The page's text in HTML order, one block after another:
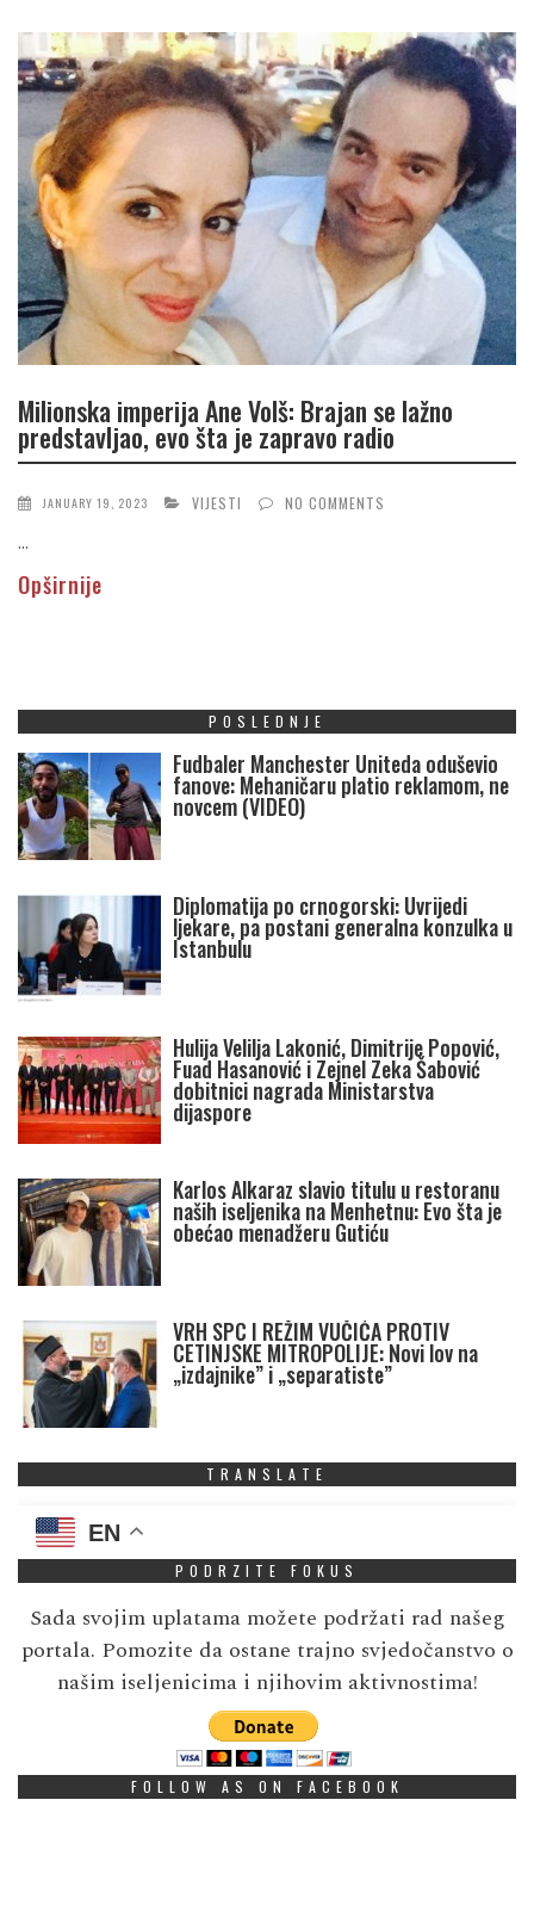
Milionska imperija Ane Volš: Brajan se lažno
predstavljao, evo šta je zapravo radio
JANUARY 19, 2023 VIJESTI NO COMMENTS
...
Opširnije
POSLEDNJE
Fudbaler Manchester Uniteda oduševio
fanove: Mehaničaru platio reklamom, ne
novcem (VIDEO)
Diplomatija po crnogorski: Uvrijedi
ljekare, pa postani generalna konzulka u
Istanbulu
Hulija Velilja Lakonić, Dimitrije Popović,
Fuad Hasanović i Zejnel Zeka Šabović
dobitnici nagrada Ministarstva
dijaspore
Karlos Alkaraz slavio titulu u restoranu
naših iseljenika na Menhetnu: Evo šta je
obećao menadžeru Gutiću
VRH SPC I REŽIM VUČIĆA PROTIV
CETINJSKE MITROPOLIJE: Novi lov na
„izdajnike” i „separatiste”
TRANSLATE
EN
PODRZITE FOKUS
Sada svojim uplatama možete podržati rad našeg
portala. Pomozite da ostane trajno svjedočanstvo o
našim iseljenicima i njihovim aktivnostima!
FOLLOW AS ON FACEBOOK